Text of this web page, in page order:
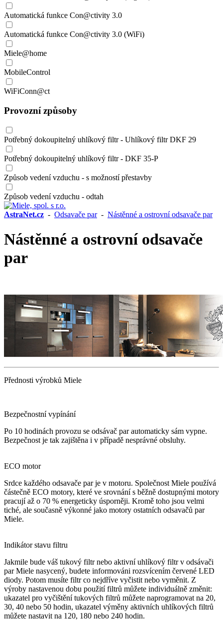
Automatická funkce Con@ctivity 3.0
Automatická funkce Con@ctivity 3.0 (WiFi)
Miele@home
MobileControl
WiFiConn@ct
Provozní způsoby
Potřebný dokoupitelný uhlíkový filtr - Uhlíkový filtr DKF 29
Potřebný dokoupitelný uhlíkový filtr - DKF 35-P
Způsob vedení vzduchu - s možností přestavby
Způsob vedení vzduchu - odtah
AstraNet.cz - Odsavače par- Nástěnné a ostrovní odsavače par
Nástěnné a ostrovní odsavače
par
Přednosti výrobků Miele
Bezpečnostní vypínání
Po 10 hodinách provozu se odsávač par automaticky sám vypne.
Bezpečnost je tak zajištěna i v případě nesprávné obsluhy.
ECO motor
Srdce každého odsavače par je v motoru. Společnost Miele používá
částečně ECO motory, které ve srovnání s běžně dostupnými motory
pracují až o 70 % energeticky úsporněji. Kromě toho jsou velmi
tiché, ale současně výkonné jako motory ostatních odsavačů par
Miele.
Indikátor stavu filtru
Jakmile bude váš tukový filtr nebo aktivní uhlíkový filtr v odsávači
par Miele nasycený, budete informováni rozsvícením červené LED
diody. Potom musíte filtr co nejdříve vyčistit nebo vyměnit. Z
výroby nastavenou dobu použití filtrů můžete individuálně změnit:
ukazatel pro vyčištění tukových filtrů můžete naprogramovat na 20,
30, 40 nebo 50 hodin, ukazatel výměny aktivních uhlíkových filtrů
můžete nastavit na 120, 180 nebo 240 hodin.